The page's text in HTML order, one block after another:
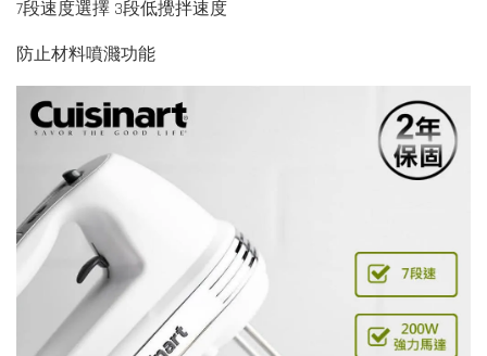
7段速度選擇 3段低攪拌速度
防止材料噴濺功能